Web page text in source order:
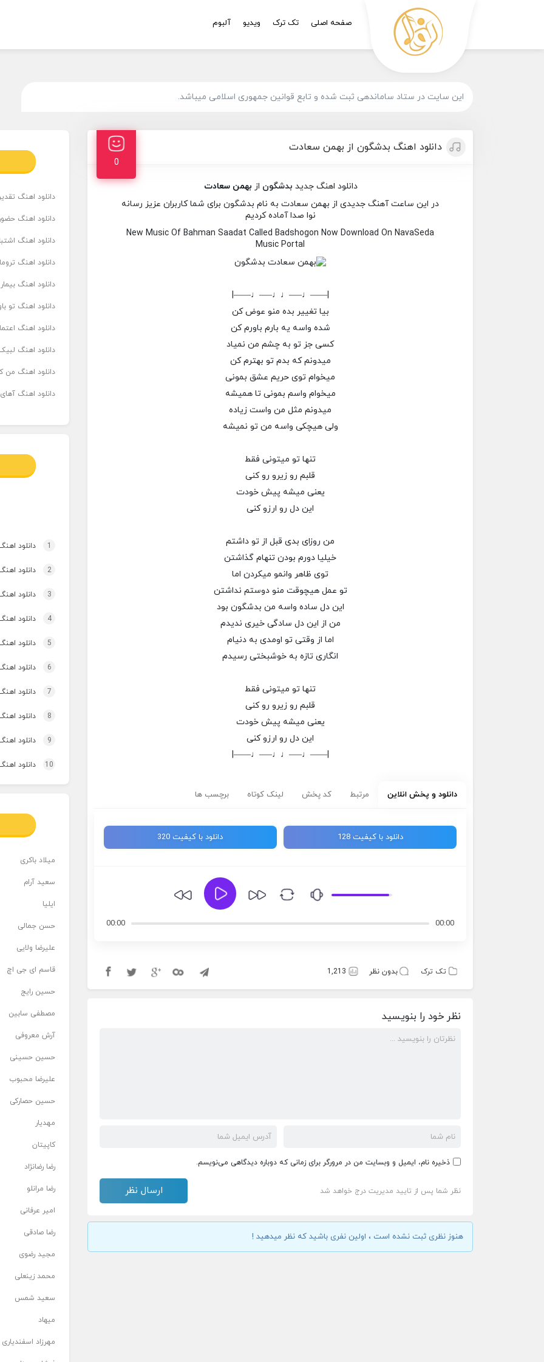
صفحه اصلی تک ترک ویدیو آلبوم
این سایت در ستاد ساماندهی ثبت شده و تابع قوانین جمهوری اسلامی میباشد.
دانلود اهنگ بدشگون از بهمن سعادت
0
دانلود اهنگ جدید بدشگون از بهمن سعادت
در این ساعت آهنگ جدیدی از بهمن سعادت به نام بدشگون برای شما کاربران عزیز رسانه
نوا صدا آماده کردیم
New Music Of Bahman Saadat Called Badshogon Now Download On NavaSeda
Music Portal
|——♩—–♩♩—–♩——|
بیا تغییر بده منو عوض کن
شده واسه یه بارم باورم کن
کسی جز تو به چشم من نمیاد
میدونم که بدم تو بهترم کن
میخوام توی حریم عشق بمونی
میخوام واسم بمونی تا همیشه
میدونم مثل من واست زیاده
ولی هیچکی واسه من تو نمیشه
تنها تو میتونی فقط
قلبم رو زیرو رو کنی
یعنی میشه پیش خودت
این دل رو ارزو کنی
من روزای بدی قبل از تو داشتم
خیلیا دورم بودن تنهام گذاشتن
توی ظاهر وانمو میکردن اما
تو عمل هیچوقت منو دوستم نداشتن
این دل ساده واسه من بدشگون بود
من از این دل سادگی خیری ندیدم
اما از وقتی تو اومدی به دنیام
انگاری تازه به خوشبختی رسیدم
تنها تو میتونی فقط
قلبم رو زیرو رو کنی
یعنی میشه پیش خودت
این دل رو ارزو کنی
|——♩—–♩♩—–♩——|
دانلود و پخش انلاین مرتبط کد پخش لینک کوتاه برچسب ها
دانلود با کیفیت 128 دانلود با کیفیت 320
00:00
00:00
تک ترک بدون نظر 1,213
نظر خود را بنویسید
ذخیره نام، ایمیل و وبسایت من در مرورگر برای زمانی که دوباره دیدگاهی می‌نویسم.
نظر شما پس از تایید مدیریت درج خواهد شد
هنوز نظری ثبت نشده است ، اولین نفری باشید که نظر میدهید !
دانلود اهنگ
دانلود اهنگ
دانلود اهنگ
دانلود اهنگ
دانلود اهنگ
دانلود اهنگ تو
دانلود اهنگ
دانلود اهنگ
دانلود اهنگ من
دانلود اهنگ
1 دانلود اهنگ تاپ و
2 دانلود
3 دانلود اهنگ برنو
4 دانلود
5 دانلود
6 دانلود
7 دانلود
8 دانلود
9 دانلود
10 دانلود
میلاد باکری
سعید آرام
ایلیا
حسن جمالی
علیرضا ولایی
قاسم ای جی اچ
حسین رایج
مصطفی سابین
آرش معروفی
حسین حسینی
علیرضا محبوب
حسین حصارکی
مهدیار
کاپیتان
رضا رضانژاد
رضا مرانلو
امیر عرفانی
رضا صادقی
مجید رضوی
محمد زینعلی
سعید شمس
میهاد
مهرزاد اسفندیاری